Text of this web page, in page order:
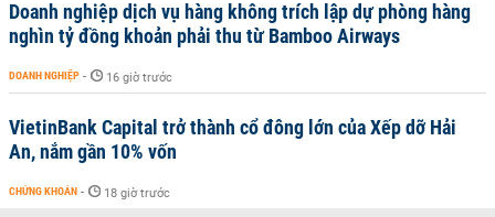
Doanh nghiệp dịch vụ hàng không trích lập dự phòng hàng
nghìn tỷ đồng khoản phải thu từ Bamboo Airways
DOANH NGHIỆP - 16 giờ trước
VietinBank Capital trở thành cổ đông lớn của Xếp dỡ Hải
An, nắm gần 10% vốn
CHỨNG KHOÁN - 18 giờ trước